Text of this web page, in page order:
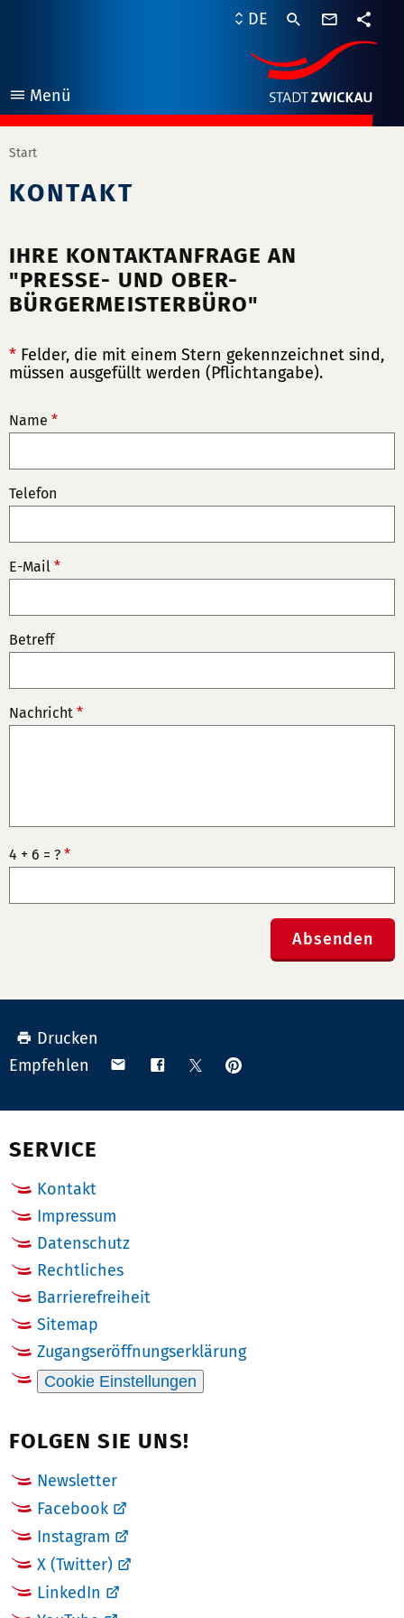
Menü
öffnen
DE
Start
KONTAKT
IHRE KONTAKTANFRAGE AN
"PRESSE- UND OBER-
BÜRGERMEISTERBÜRO"
* Felder, die mit einem Stern gekennzeichnet sind,
müssen ausgefüllt werden (Pflichtangabe).
Name *
Telefon
E-Mail *
Betreff
Nachricht *
4 + 6 = ? *
Absenden
Drucken
Empfehlen
Teilen Teilen TeilenAnpinnen
SERVICE
Kontakt
Impressum
Datenschutz
Rechtliches
Barrierefreiheit
Sitemap
Zugangseröffnungserklärung
Cookie Einstellungen
FOLGEN SIE UNS!
Newsletter
Facebook
Instagram
X (Twitter)
LinkedIn